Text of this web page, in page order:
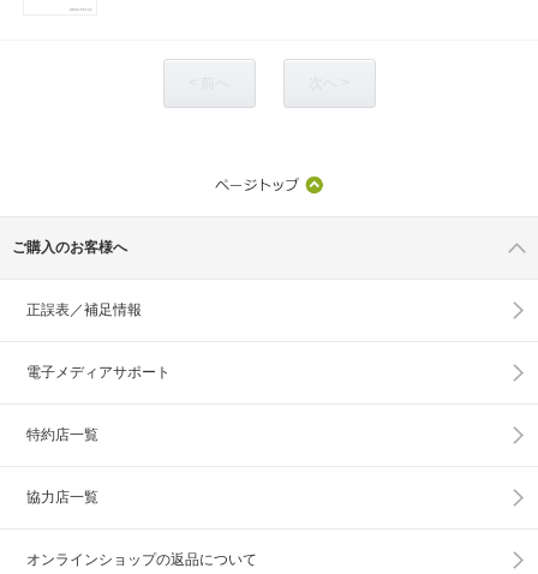
ご購入のお客様へ
正誤表／補足情報
電子メディアサポート
特約店一覧
協力店一覧
オンラインショップの返品について